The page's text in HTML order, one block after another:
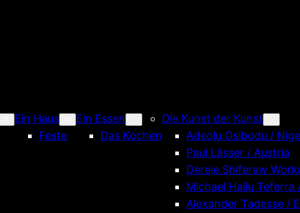
Ein Haus
Feste
Ein Essen
Das Kochen
Die Kunst der Kunst
Adeolu Osibodu /
Paul Lässer / Austria
Dereje Shiferaw
Michael Hailu Teferra
Alexander Tadesse /